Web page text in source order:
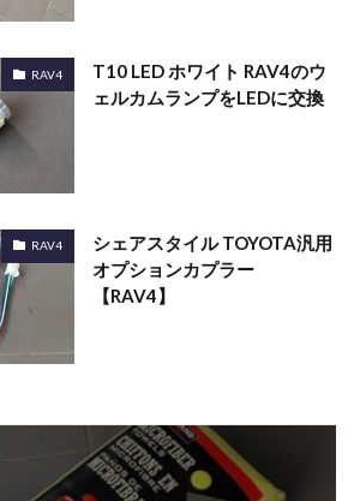
RAV4
T10 LED ホワイト RAV4のウ
ェルカムランプをLEDに交換
RAV4
シェアスタイル TOYOTA汎用
オプションカプラー
【RAV4】